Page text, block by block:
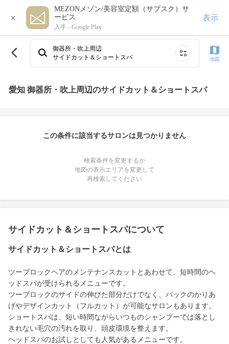
×
MEZONメゾン/美容室定額（サブスク）サ
ービス
入手 - Google Play
表示
御器所・吹上周辺
サイドカット＆ショートスパ
地図
愛知 御器所・吹上周辺のサイドカット＆ショートスパ
この条件に該当するサロンは見つかりません
検索条件を変更するか
地図の表示エリアを変更して
再検索してください
サイドカット＆ショートスパについて
サイドカット＆ショートスパとは
ツーブロックヘアのメンテナンスカットとあわせて、短時間のヘ
ッドスパが受けられるメニューです。
ツーブロックのサイドの伸びた部分だけでなく、バックのかりあ
げやデザインカット（フルカット）が可能なサロンもあります。
ショートスパは、短い時間ながらいつものシャンプーでは落とし
きれない毛穴の汚れを取り、頭皮環境を整えます。
ヘッドスパのお試しとしても人気があるメニューです。